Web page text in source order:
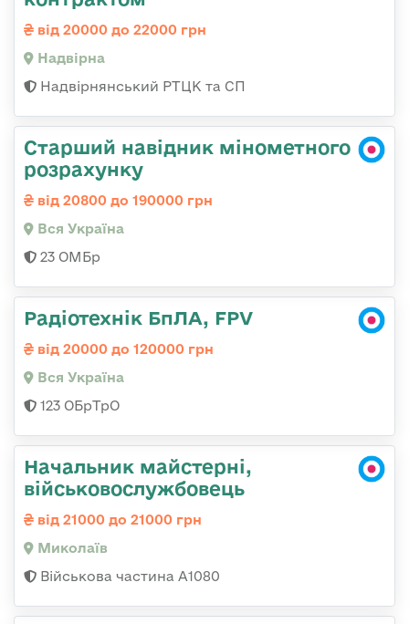
від 20000 до 22000 грн
Надвірна
Надвірнянський РТЦК та СП
Старший навідник мінометного
розрахунку
від 20800 до 190000 грн
Вся Україна
23 ОМБр
Радіотехнік БпЛА, FPV
від 20000 до 120000 грн
Вся Україна
123 ОБрТрО
Начальник майстерні,
військовослужбовець
від 21000 до 21000 грн
Миколаїв
Військова частина А1080